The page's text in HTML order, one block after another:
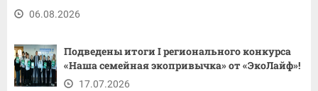
06.08.2026
Подведены итоги I регионального конкурса
«Наша семейная экопривычка» от «ЭкоЛайф»!
17.07.2026